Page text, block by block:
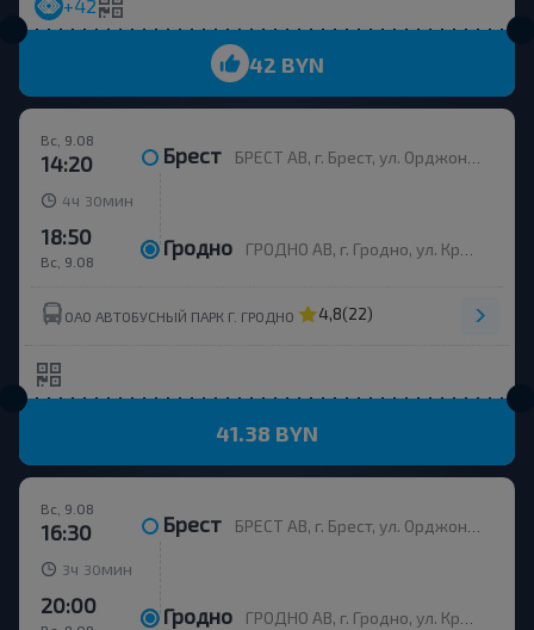
+42
42 BYN
Вс, 9.08
14:20 Брест БРЕСТ АВ, г. Брест, ул. Орджоникидзе, 12, Беларусь
4ч 30 мин
Вс, 9.08
18:50 Гродно ГРОДНО АВ, г. Гродно, ул. Красноармейская, д.7а, Беларусь
ОАО АВТОБУСНЫЙ ПАРК Г. ГРОДНО 4,8(22)
41.38 BYN
Вс, 9.08
16:30 Брест БРЕСТ АВ, г. Брест, ул. Орджоникидзе, 12, Беларусь
3ч 30 мин
20:00 Гродно ГРОДНО АВ, г. Гродно, ул. Красноармейская, д.7а, Беларусь